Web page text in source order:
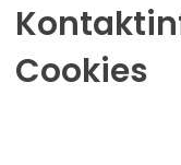
Cookies